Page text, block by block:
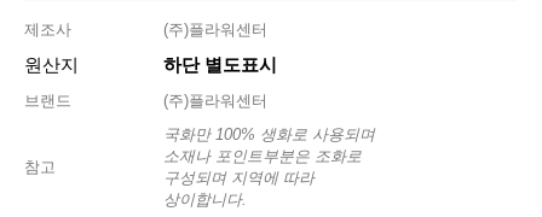
제조사 (주)플라워센터
원산지 하단 별도표시
브랜드 (주)플라워센터
참고
국화만 100% 생화로 사용되며
소재나 포인트부분은 조화로
구성되며 지역에 따라
상이합니다.